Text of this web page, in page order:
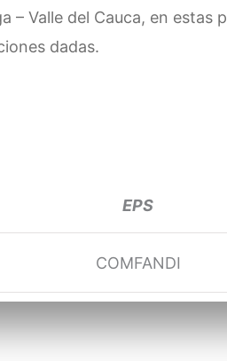
– Valle del Cauca, en estas
dadas.
EPS
COMFANDI